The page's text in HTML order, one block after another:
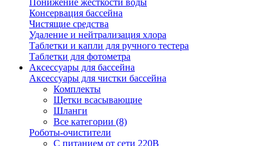
Понижение жесткости воды
Консервация бассейна
Чистящие средства
Удаление и нейтрализация хлора
Таблетки и капли для ручного тестера
Таблетки для фотометра
Аксессуары для бассейна
Аксессуары для чистки бассейна
Комплекты
Щетки всасывающие
Шланги
Все категории (8)
Роботы-очистители
С питанием от сети 220В